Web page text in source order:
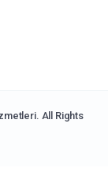
All Rights